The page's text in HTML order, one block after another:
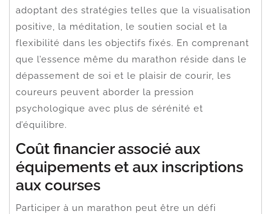
adoptant des stratégies telles que la visualisation
positive, la méditation, le soutien social et la
flexibilité dans les objectifs fixés. En comprenant
que l’essence même du marathon réside dans le
dépassement de soi et le plaisir de courir, les
coureurs peuvent aborder la pression
psychologique avec plus de sérénité et
d’équilibre.
Coût financier associé aux
équipements et aux inscriptions
aux courses
Participer à un marathon peut être un défi